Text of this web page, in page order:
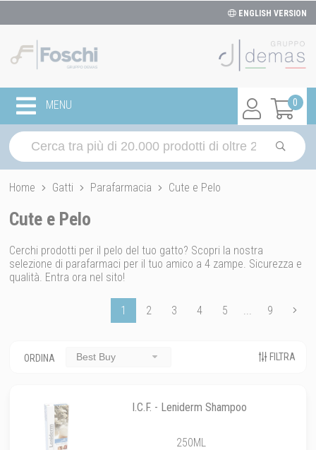
ENGLISH VERSION
0
MENU
Home Gatti Parafarmacia Cute e Pelo
Cute e Pelo
Cerchi prodotti per il pelo del tuo gatto? Scopri la nostra
selezione di parafarmaci per il tuo amico a 4 zampe. Sicurezza e
qualità. Entra ora nel sito!
1 2 3 4 5 9
ORDINA Best Buy FILTRA
I.C.F. - Leniderm Shampoo
250ML